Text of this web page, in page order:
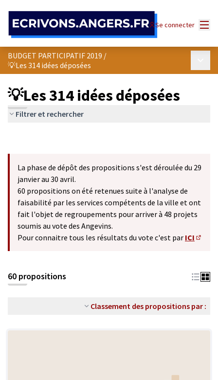
Se connecter
BUDGET PARTICIPATIF 2019 /
💡Les 314 idées déposées
💡Les 314 idées déposées
Filtrer et rechercher
La phase de dépôt des propositions s'est déroulée du 29
janvier au 30 avril.
60 propositions on été retenues suite à l'analyse de
faisabilité par les services compétents de la ville et ont
fait l'objet de regroupements pour arriver à 48 projets
soumis au vote des Angevins.
Pour connaitre tous les résultats du vote c'est par ICI
60 propositions
Classement des propositions par :